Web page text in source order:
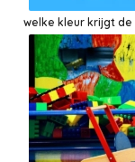
welke kleur krijgt